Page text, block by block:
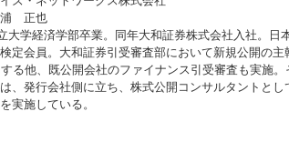
正也
大学経済学部卒業。同年大和証券株式会社入社。日
定会員。大和証券引受審査部において新規公開の主
る他、既公開会社のファイナンス引受審査も実施。
、発行会社側に立ち、株式公開コンサルタントとし
実施している。